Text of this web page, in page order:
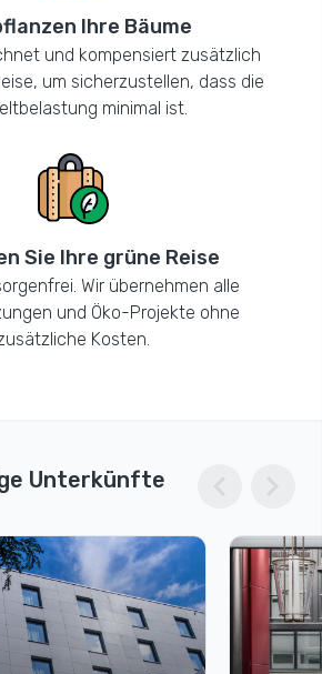
Ihre Bäume
und kompensiert zusätzlich
um sicherzustellen, dass die
minimal ist.
Sie Ihre grüne Reise
Wir übernehmen alle
und Öko-Projekte ohne
Kosten.
Unterkünfte